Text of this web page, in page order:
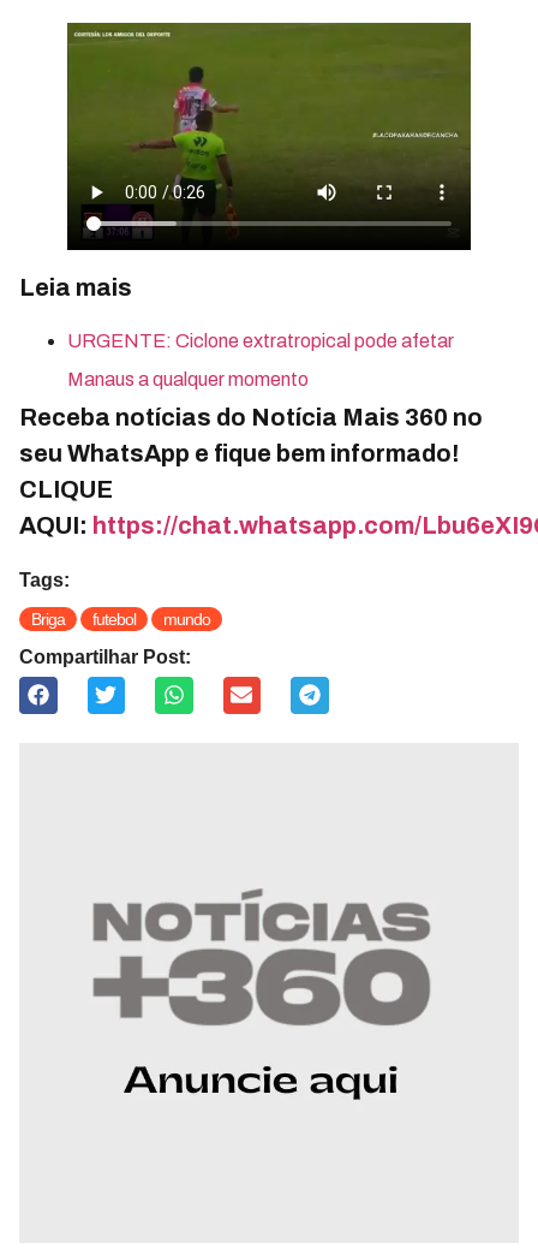
Leia mais
URGENTE: Ciclone extratropical pode afetar
Manaus a qualquer momento
Receba notícias do Notícia Mais 360 no
seu WhatsApp e fique bem informado!
CLIQUE
AQUI: https://chat.whatsapp.com/
Tags:
Briga futebol mundo
Compartilhar Post: